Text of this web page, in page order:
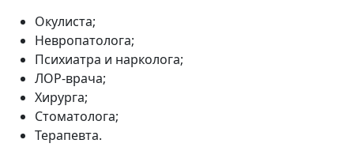
Окулиста;
Невропатолога;
Психиатра и нарколога;
ЛОР-врача;
Хирурга;
Стоматолога;
Терапевта.